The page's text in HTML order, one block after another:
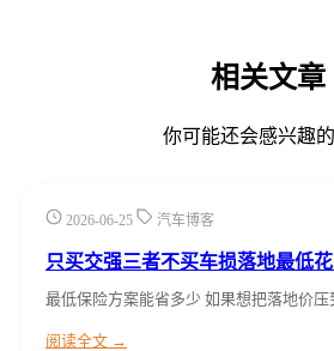
相关文章
你可能还会感兴趣
2026-06-25 汽车博客
只买交强三者不买车损落地最低
最低保险方案能省多少 如果想把落地价压
阅读全文 →